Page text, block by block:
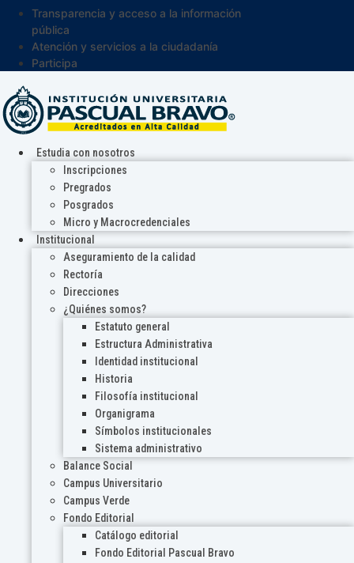
Transparencia y acceso a la información
pública
Atención y servicios a la ciudadanía
Participa
Estudia con nosotros
Inscripciones
Pregrados
Posgrados
Micro y Macrocredenciales
Institucional
Aseguramiento de la calidad
Rectoría
Direcciones
¿Quiénes somos?
Estatuto general
Estructura Administrativa
Identidad institucional
Historia
Filosofía institucional
Organigrama
Símbolos institucionales
Sistema administrativo
Balance Social
Campus Universitario
Campus Verde
Fondo Editorial
Catálogo editorial
Fondo Editorial Pascual Bravo